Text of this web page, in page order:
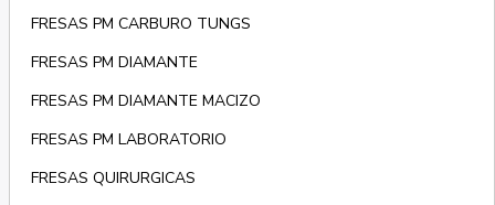
FRESAS PM CARBURO TUNGS
FRESAS PM DIAMANTE
FRESAS PM DIAMANTE MACIZO
FRESAS PM LABORATORIO
FRESAS QUIRURGICAS